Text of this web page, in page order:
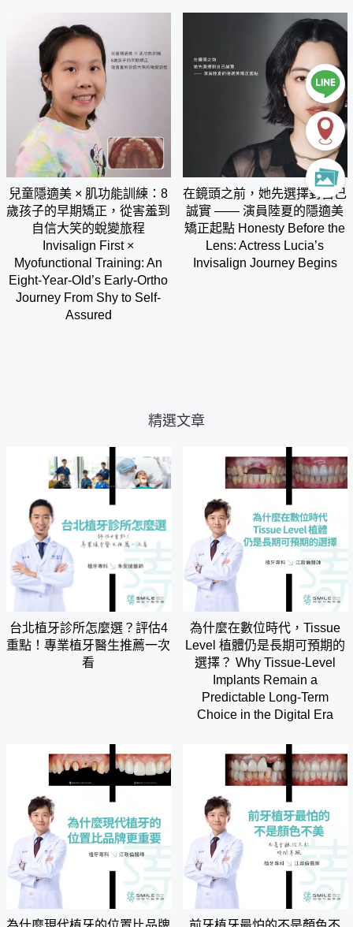
兒童隱適美 × 肌功能訓練：8
歲孩子的早期矯正，從害羞到
自信大笑的蛻變旅程
Invisalign First ×
Myofunctional Training: An
Eight-Year-Old’s Early-Ortho
Journey From Shy to Self-
Assured
在鏡頭之前，她先選擇對自己
誠實 —— 演員陸夏的隱適美
矯正起點 Honesty Before the
Lens: Actress Lucia’s
Invisalign Journey Begins
精選文章
台北植牙診所怎麼選？評估4
重點！專業植牙醫生推薦一次
看
為什麼在數位時代，Tissue
Level 植體仍是長期可預期的
選擇？ Why Tissue-Level
Implants Remain a
Predictable Long-Term
Choice in the Digital Era